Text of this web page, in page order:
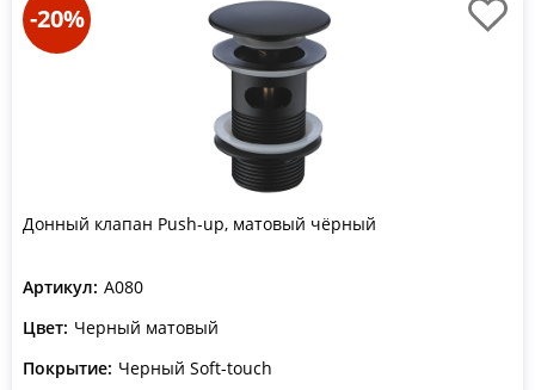
-20%
Донный клапан Push-up, матовый чёрный
Артикул: A080
Цвет: Черный матовый
Покрытие: Черный Soft-touch